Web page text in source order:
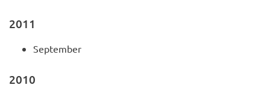
2011
September
2010